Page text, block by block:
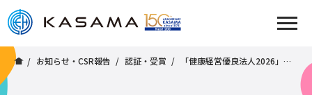
お知らせ・CSR報告 認証・受賞 「健康経営優良法人2026」に認定されました